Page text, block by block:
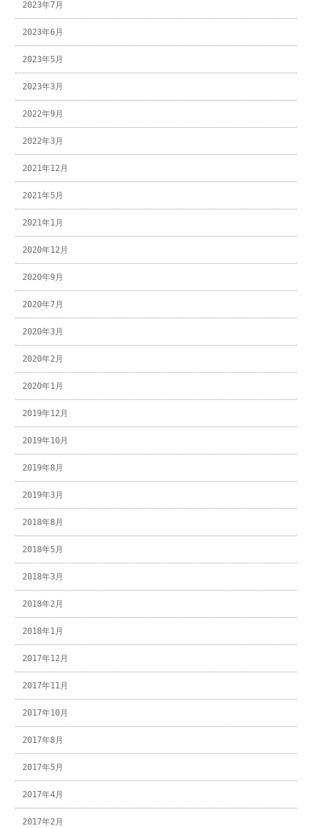
2023年7月
2023年6月
2023年5月
2023年3月
2022年9月
2022年3月
2021年12月
2021年5月
2021年1月
2020年12月
2020年9月
2020年7月
2020年3月
2020年2月
2020年1月
2019年12月
2019年10月
2019年8月
2019年3月
2018年8月
2018年5月
2018年3月
2018年2月
2018年1月
2017年12月
2017年11月
2017年10月
2017年8月
2017年5月
2017年4月
2017年2月